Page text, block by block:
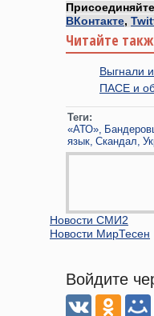
ВКонтакте,
Читайте
Выгнали
ПАСЕ и
Теги:
«АТО»
язык Скандал
Новости СМИ2
Новости МирТесен
Войдите